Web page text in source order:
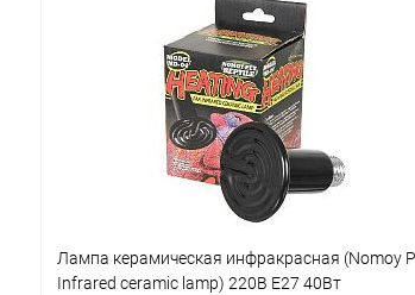
Купить в 1 клик Сравнение
В избранное В наличии
Лампа керамическая инфракрасная (Nomoy
Infrared ceramic lamp) 220В E27 40Вт